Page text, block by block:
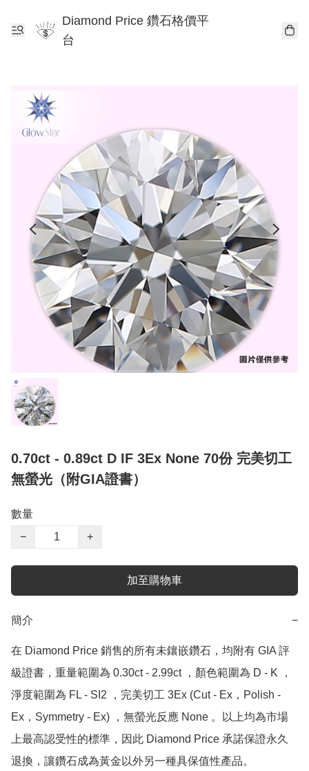
Diamond Price 鑽石格價平
台
0.70ct - 0.89ct D IF 3Ex None 70份 完美切工
無螢光（附GIA證書）
數量
−
+
加至購物車
簡介 −
在 Diamond Price 銷售的所有未鑲嵌鑽石，均附有 GIA 評
級證書，重量範圍為 0.30ct - 2.99ct ，顏色範圍為 D - K ，
淨度範圍為 FL - SI2 ，完美切工 3Ex (Cut - Ex，Polish -
Ex，Symmetry - Ex) ，無螢光反應 None 。以上均為市場
上最高認受性的標準，因此 Diamond Price 承諾保證永久
退換，讓鑽石成為黃金以外另一種具保值性產品。